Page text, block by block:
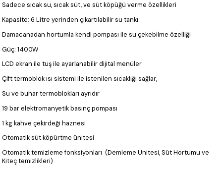
Sadece sıcak su, sıcak süt, ve süt köpüğü verme özellikleri
Kapasite: 6 Litre yerinden çıkartılabilir su tankı
Damacanadan hortumla kendi pompası ile su çekebilme özelliği
Güç: 1400W
LCD ekran ile tuş ile ayarlanabilir dijital menüler
Çift termoblok ısı sistemi ile istenilen sıcaklığı sağlar,
Su ve buhar termoblokları ayrıdır
19 bar elektromanyetik basınç pompası
1 kg kahve çekirdeği haznesi
Otomatik süt köpürtme ünitesi
Otomatik temizleme fonksiyonları (Demleme Ünitesi, Süt Hortumu ve
Kiteç temizlikleri)